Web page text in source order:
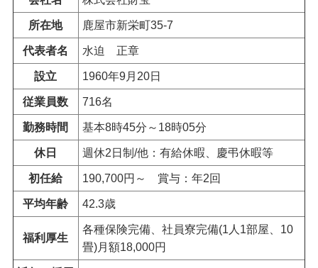
所在地 鹿屋市新栄町35-7
代表者名 水迫 正章
設立 1960年9月20日
従業員数 716名
勤務時間 基本8時45分～18時05分
休日 週休2日制/他：有給休暇、慶弔休暇等
初任給 190,700円～ 賞与：年2回
平均年齢 42.3歳
福利厚生
各種保険完備、社員寮完備(1人1部屋、10
畳)月額18,000円